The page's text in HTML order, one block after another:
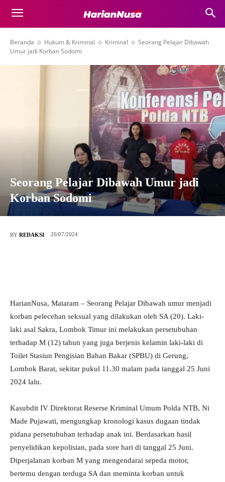
Beranda Hukum & Kriminal Kriminal
Seorang Pelajar Dibawah
Umur jadi Korban Sodomi
Seorang Pelajar Dibawah Umur jadi
Korban Sodomi
BY REDAKSI 20/07/2024
HarianNusa, Mataram – Seorang Pelajar Dibawah umur menjadi
korban pelecehan seksual yang dilakukan oleh SA (20). Laki-
laki asal Sakra, Lombok Timur ini melakukan persetubuhan
terhadap M (12) tahun yang juga berjenis kelamin laki-laki di
Toilet Stasiun Pengisian Bahan Bakar (SPBU) di Gerung,
Lombok Barat, sekitar pukul 11.30 malam pada tanggal 25 Juni
2024 lalu.
Kasubdit IV Direktorat Reserse Kriminal Umum Polda NTB, Ni
Made Pujawati, mengungkap kronologi kasus dugaan tindak
pidana persetubuhan terhadap anak ini. Berdasarkan hasil
penyelidikan kepolisian, pada sore hari di tanggal 25 Juni.
Diperjalanan korban M yang mengendarai sepeda motor,
bertemu dengan terduga SA dan meminta korban untuk